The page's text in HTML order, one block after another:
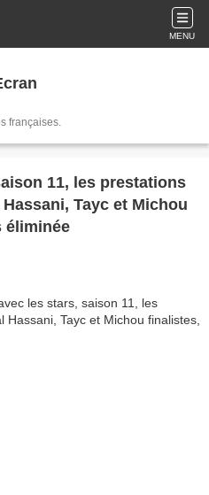
MENU
françaises.
11, les prestations
Tayc et Michou
éliminée